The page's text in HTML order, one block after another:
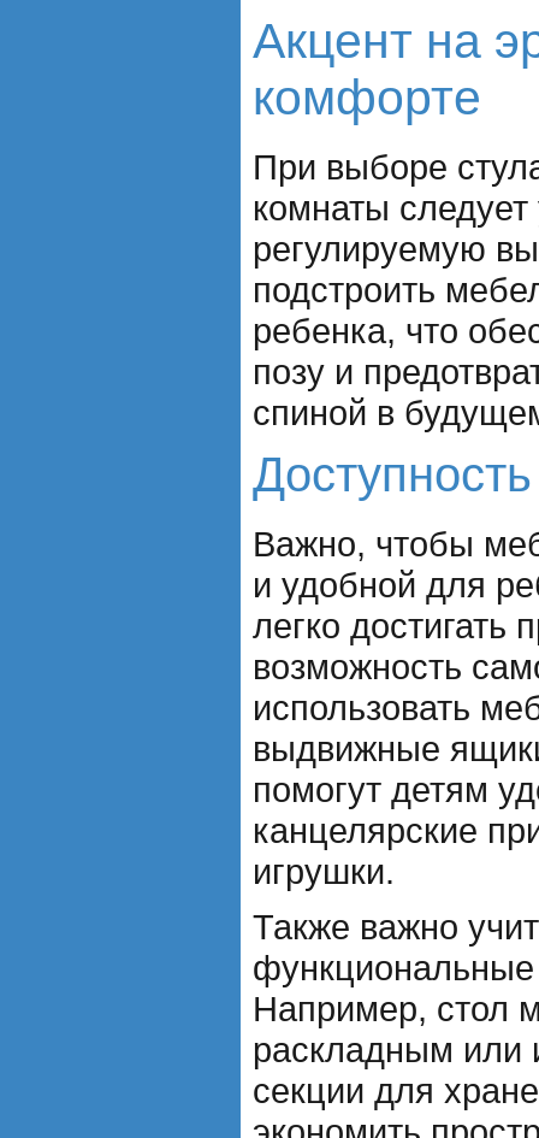
Акцент на
комфорте
При выборе
комнаты следует
регулируемую
подстроить
ребенка, что
позу и
спиной в
Важно, чтобы
и удобной для
легко достигать
возможность
использовать
выдвижные
помогут детям
канцелярские
игрушки.
Также важно
Например, стол
раскладным или
секции для